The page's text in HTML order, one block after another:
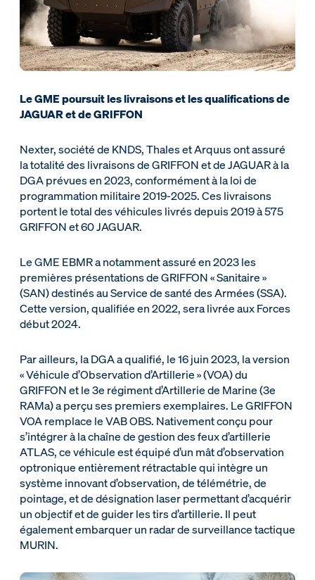
Le GME poursuit les livraisons et les qualifications de
JAGUAR et de GRIFFON
Nexter, société de KNDS, Thales et Arquus ont assuré
la totalité des livraisons de GRIFFON et de JAGUAR à la
DGA prévues en 2023, conformément à la loi de
programmation militaire 2019-2025. Ces livraisons
portent le total des véhicules livrés depuis 2019 à 575
GRIFFON et 60 JAGUAR.
Le GME EBMR a notamment assuré en 2023 les
premières présentations de GRIFFON « Sanitaire »
(SAN) destinés au Service de santé des Armées (SSA).
Cette version, qualifiée en 2022, sera livrée aux Forces
début 2024.
Par ailleurs, la DGA a qualifié, le 16 juin 2023, la version
« Véhicule d’Observation d’Artillerie » (VOA) du
GRIFFON et le 3e régiment d’Artillerie de Marine (3e
RAMa) a perçu ses premiers exemplaires. Le GRIFFON
VOA remplace le VAB OBS. Nativement conçu pour
s’intégrer à la chaîne de gestion des feux d’artillerie
ATLAS, ce véhicule est équipé d’un mât d’observation
optronique entièrement rétractable qui intègre un
système innovant d’observation, de télémétrie, de
pointage, et de désignation laser permettant d’acquérir
un objectif et de guider les tirs d’artillerie. Il peut
également embarquer un radar de surveillance tactique
MURIN.